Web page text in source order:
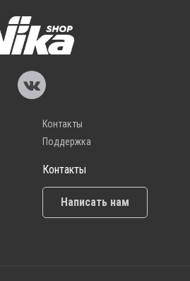
Контакты
Поддержка
Контакты
Написать нам